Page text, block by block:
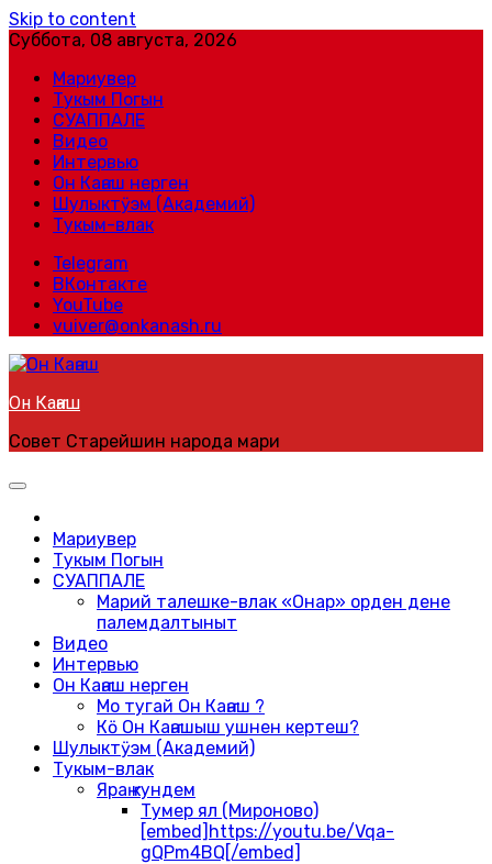
Skip to content
Суббота, 08 августа, 2026
Мариувер
Тукым Погын
СУАППАЛЕ
Видео
Интервью
Он Каҥаш нерген
Шулыктӱэм (Академий)
Тукым-влак
Telegram
ВКонтакте
YouTube
vuiver@onkanash.ru
Он Каҥаш
Совет Старейшин народа мари
Мариувер
Тукым Погын
СУАППАЛЕ
Марий талешке-влак «Онар» орден дене
палемдалтыныт
Видео
Интервью
Он Каҥаш нерген
Мо тугай Он Каҥаш ?
Кӧ Он Каҥашыш ушнен кертеш?
Шулыктӱэм (Академий)
Тукым-влак
Яраҥ кундем
Тумер ял (Мироново)
[embed]https://youtu.be/Vqa-
gQPm4BQ[/embed]